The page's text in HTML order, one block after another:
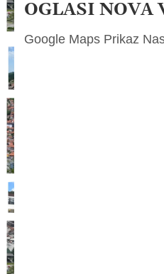
OGLASI NOVA
Google Maps Prikaz